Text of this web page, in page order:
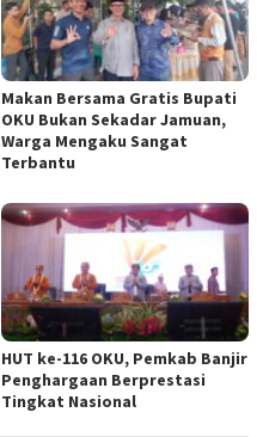
Makan Bersama Gratis Bupati
OKU Bukan Sekadar Jamuan,
Warga Mengaku Sangat
Terbantu
HUT ke-116 OKU, Pemkab Banjir
Penghargaan Berprestasi
Tingkat Nasional